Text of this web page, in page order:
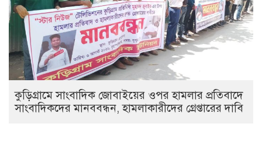
কুড়িগ্রামে সাংবাদিক জোবাইয়ের ওপর হামলার প্রতিবাদে
সাংবাদিকদের মানববন্ধন, হামলাকারীদের গ্রেপ্তারের দাবি